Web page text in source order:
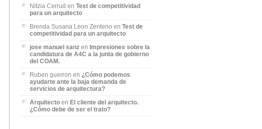
Nitzia Cerrud enTest de competitividad
para un arquitecto
Brenda Susana Leon Zenteno enTest de
competitividad para un arquitecto
jose manuel sanz enImpresiones sobre la
candidatura de A4C a la junta de gobierno
del COAM.
Ruben guerron en¿Cómo podemos
ayudarte ante la baja demanda de
servicios de arquitectura?
Arquitecto enEl cliente del arquitecto.
¿Cómo debe de ser el trato?